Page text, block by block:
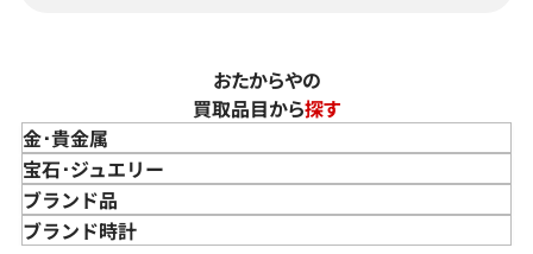
のスカーフの、その芸術性とファッションアイテムとしての価
値を正確に評価することが不可欠です。弊社では、熟練の職人
によるシルクスクリーンプリントの繊細なデザインや、限定
品などの希少性、そしてコレクターからの高い需要を的確に
捉え、高価買取を心がけております。さらに、国内外の幅広い
販路や、ブランド品の買取を専門としている点が、お客様に
高価買取をご提供できる弊社の強みです。お客様にとって最良
おたからやの
買取品目から探す
金･貴金属
金 買取
金のインゴット 買取
金のアクセサリー 買取
宝石･ジュエリー
宝石･ジュエリー買取
ダイヤモンド 買取
ブランド品
バッグ･小物 買取
ブランド時計